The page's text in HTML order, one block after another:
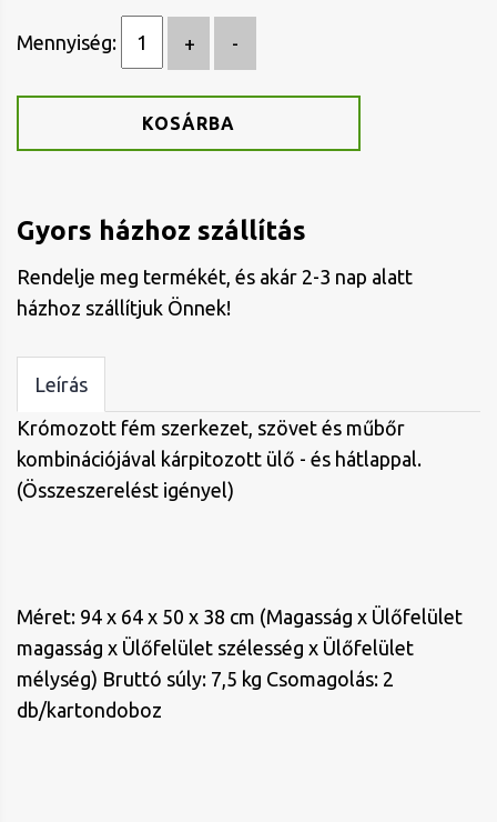
Mennyiség:
KOSÁRBA
Gyors házhoz szállítás
Rendelje meg termékét, és akár 2-3 nap alatt
házhoz szállítjuk Önnek!
Leírás
Krómozott fém szerkezet, szövet és műbőr
kombinációjával kárpitozott ülő - és hátlappal.
(Összeszerelést igényel)
Méret: 94 x 64 x 50 x 38 cm (Magasság x Ülőfelület
magasság x Ülőfelület szélesség x Ülőfelület
mélység) Bruttó súly: 7,5 kg Csomagolás: 2
db/kartondoboz